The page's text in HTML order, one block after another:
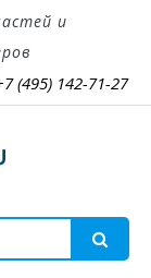
и
(495) 142-71-27